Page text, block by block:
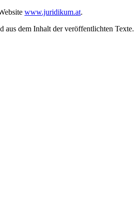
www.juridikum.at.
aus dem Inhalt der veröffentlichten Texte.